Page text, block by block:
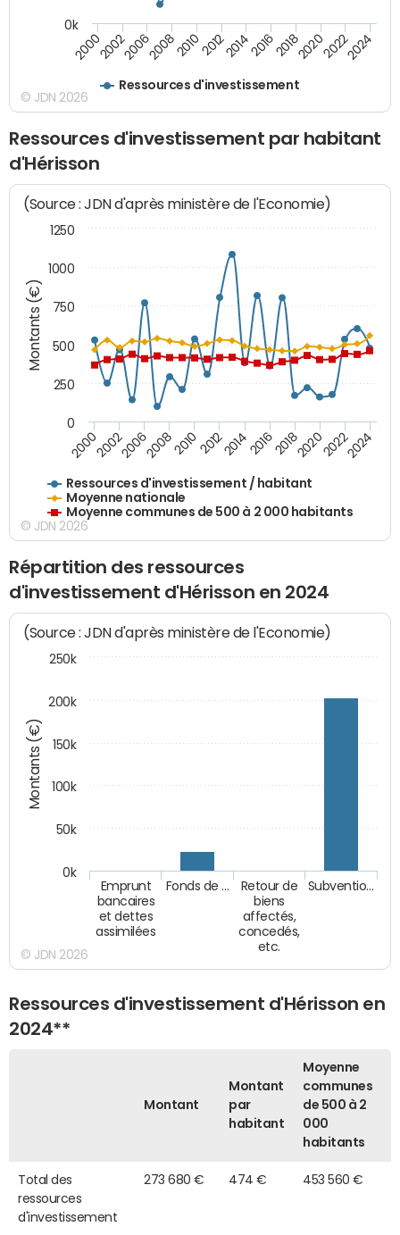
Ressources d'investissement
200020022006200820102012201420162018202020222024
0k
© JDN 2026
Ressources d'investissement par habitant
d'Hérisson
Montants (€)
(Source : JDN d'après ministère de l'Economie)
Ressources d'investissement / habitant
Moyenne nationale
Moyenne communes de 500 à 2 000 habitants
200020022006200820102012201420162018202020222024
0
250
500
750
1000
1250
© JDN 2026
Répartition des ressources
d'investissement d'Hérisson en 2024
Montants (€)
(Source : JDN d'après ministère de l'Economie)
Emprunt
bancaires
et dettes
assimilées
Fonds de …
Retour de
biens
affectés,
concedés,
etc.
Subventio…
0k
50k
100k
150k
200k
250k
© JDN 2026
Ressources d'investissement d'Hérisson en
2024**
Montant
Montant
par
habitant
Moyenne
communes
de 500 à 2
000
habitants
Total des
ressources
d'investissement
273 680 € 474 € 453 560 €